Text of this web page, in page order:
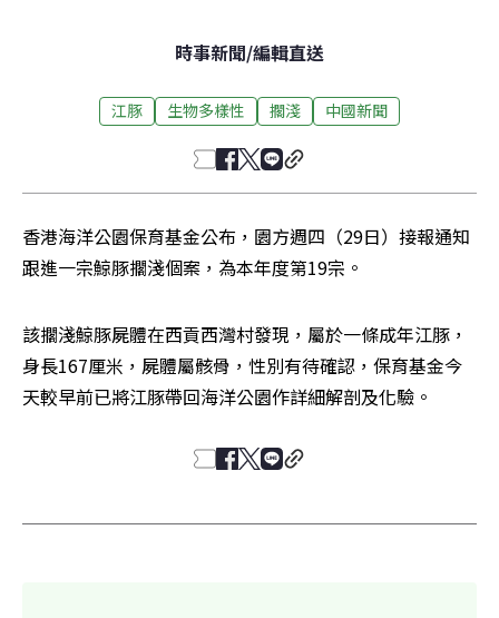
時事新聞/編輯直送
江豚 生物多樣性 擱淺 中國新聞
香港海洋公園保育基金公布，園方週四（29日）接報通知
跟進一宗鯨豚擱淺個案，為本年度第19宗。
該擱淺鯨豚屍體在西貢西灣村發現，屬於一條成年江豚，
身長167厘米，屍體屬骸骨，性別有待確認，保育基金今
天較早前已將江豚帶回海洋公園作詳細解剖及化驗。